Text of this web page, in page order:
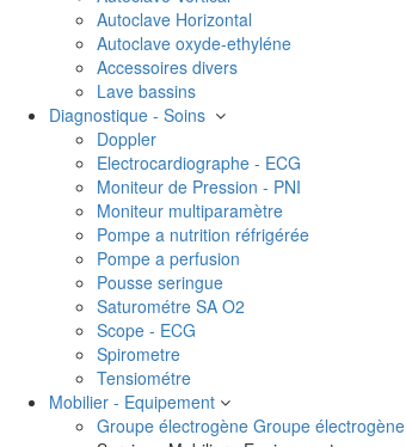
Autoclave Horizontal
Autoclave oxyde-ethyléne
Accessoires divers
Lave bassins
Diagnostique - Soins
Doppler
Electrocardiographe - ECG
Moniteur de Pression - PNI
Moniteur multiparamètre
Pompe a nutrition réfrigérée
Pompe a perfusion
Pousse seringue
Saturométre SA O2
Scope - ECG
Spirometre
Tensiométre
Mobilier - Equipement
Groupe électrogène Groupe électrogène